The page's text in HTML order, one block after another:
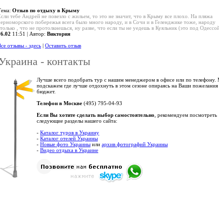
Отзыв по отдыху в Крыму
тебе Андрей не повезло с жильем, то это не значит, что в Крыму все плохо. На пляжа
побережья всега было много народу, и в Сочи и в Геленджике тоже, народу
, что не протолкнешься, ну разве, что если ты не уедешь в Куяльник (это под
11:51 | Автор: Виктория
отзывы - здесь | Оставить отзыв
- контакты
Лучше всего подобрать тур с нашим менеджером в офисе или по
подскажем где лучше отдохнуть в этом сезоне опираясь на Ваши
бюджет.
Телефон в Москве (495) 795-04-93
Если Вы хотите сделать выбор самостоятельно , рекомендуем посмотреть
следующие разделы нашего сайта:
- Каталог туров в Украину
- Каталог отелей Украины
- Новые фото Украины или архив фотографий Украины
- Видео отдыха в Украине